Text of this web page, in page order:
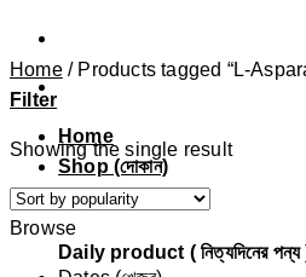
Home
Shop (দোকান)
Daily product ( নিত্যদিনের পন্য
Home /Products tagged “L-
Filter
Showing the single result
Browse